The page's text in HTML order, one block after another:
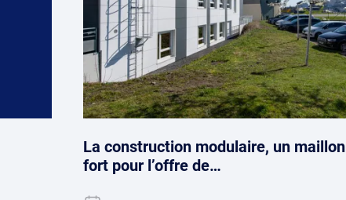
La construction modulaire, un maillon
fort pour l’offre de…